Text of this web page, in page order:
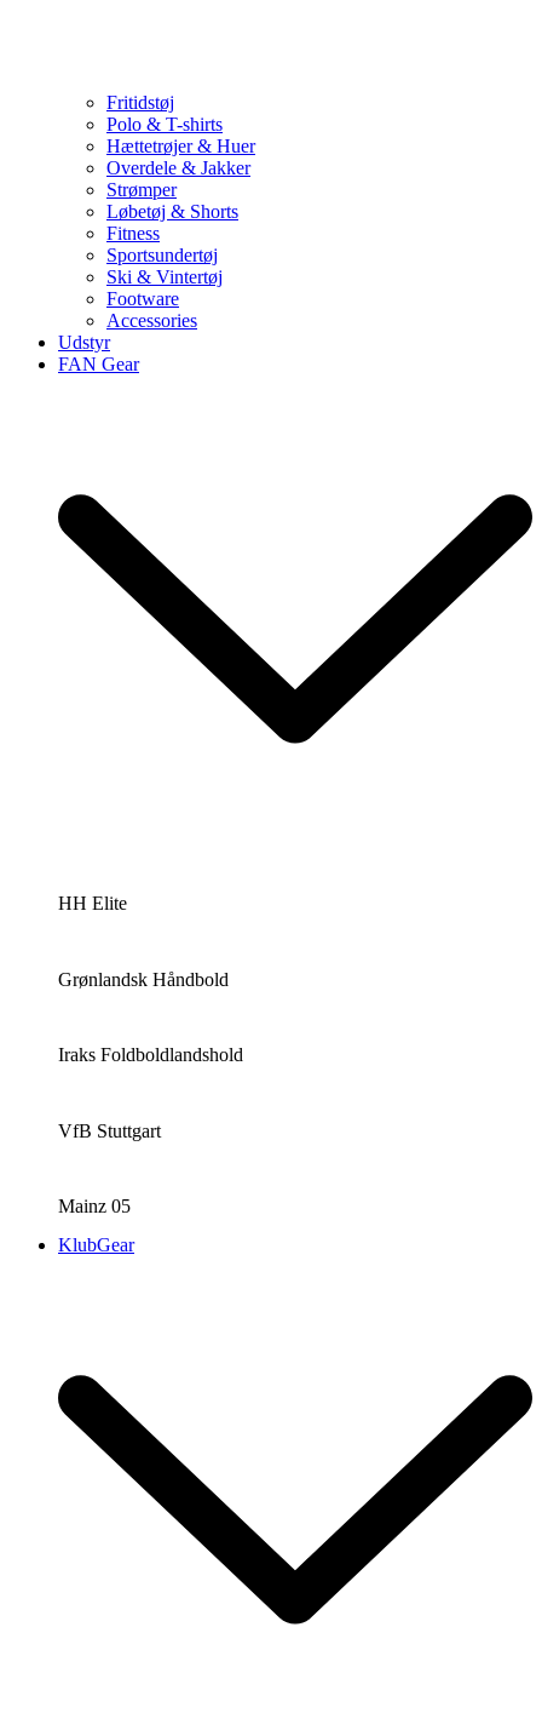
Fritidstøj
Polo & T-shirts
Hættetrøjer & Huer
Overdele & Jakker
Strømper
Løbetøj & Shorts
Fitness
Sportsundertøj
Ski & Vintertøj
Footware
Accessories
Udstyr
FAN Gear
HH Elite
Grønlandsk Håndbold
Iraks Foldboldlandshold
VfB Stuttgart
Mainz 05
KlubGear